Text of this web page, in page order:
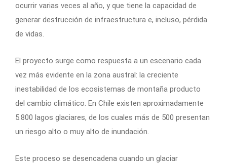
ocurrir varias veces al año, y que tiene la capacidad de
generar destrucción de infraestructura e, incluso, pérdida
de vidas.
El proyecto surge como respuesta a un escenario cada
vez más evidente en la zona austral: la creciente
inestabilidad de los ecosistemas de montaña producto
del cambio climático. En Chile existen aproximadamente
5.800 lagos glaciares, de los cuales más de 500 presentan
un riesgo alto o muy alto de inundación.
Este proceso se desencadena cuando un glaciar